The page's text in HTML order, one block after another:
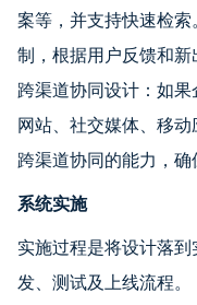
案等，并支持快速检
制，根据用户反馈和新
跨渠道协同设计：如
网站、社交媒体、移
跨渠道协同的能力，确
系统实施
实施过程是将设计落
发、测试及上线流程。